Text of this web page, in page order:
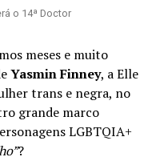
o 14ª Doctor
meses e muito
Yasmin Finney, a Elle
trans e negra, no
grande marco
LGBTQIA+
?